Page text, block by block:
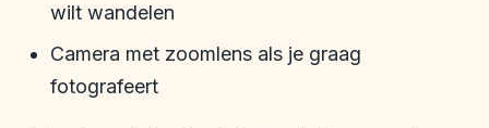
wilt wandelen
Camera met zoomlens als je graag
fotografeert